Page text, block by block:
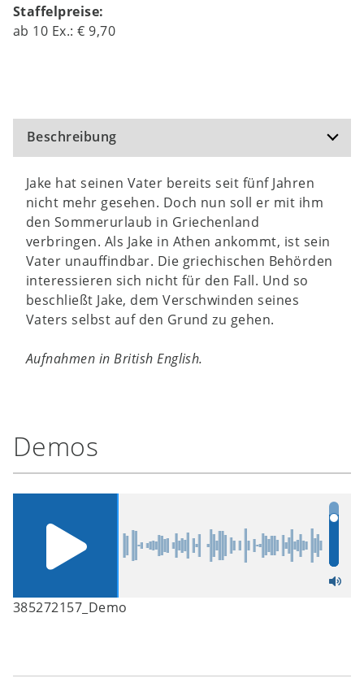
Staffelpreise:
ab 10 Ex.:€ 9,70
Beschreibung
Jake hat seinen Vater bereits seit fünf Jahren
nicht mehr gesehen. Doch nun soll er mit ihm
den Sommerurlaub in Griechenland
verbringen. Als Jake in Athen ankommt, ist sein
Vater unauffindbar. Die griechischen Behörden
interessieren sich nicht für den Fall. Und so
beschließt Jake, dem Verschwinden seines
Vaters selbst auf den Grund zu gehen.
Aufnahmen in British English.
Demos
385272157_Demo